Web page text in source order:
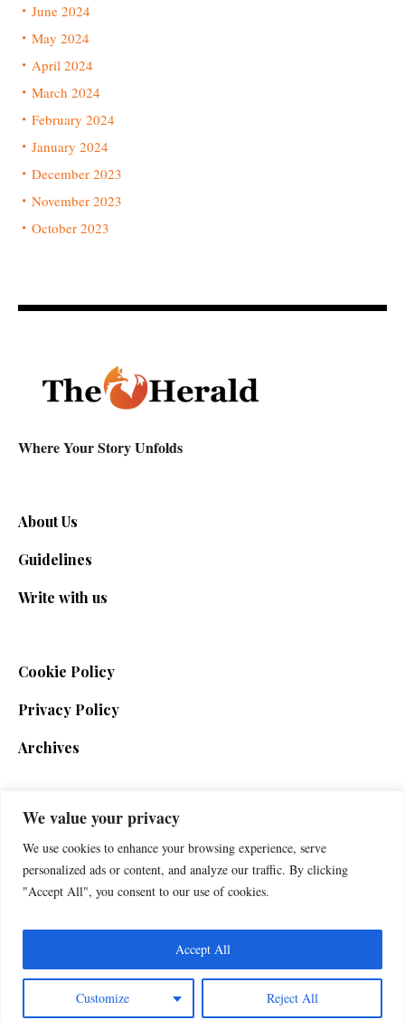
We value your privacy
We use cookies to enhance your browsing experience, serve
personalized ads or content, and analyze our traffic. By clicking
"Accept All", you consent to our use of cookies.
Customize Reject All
Accept All
June 2024
May 2024
April 2024
March 2024
February 2024
January 2024
December 2023
November 2023
October 2023
Where Your Story Unfolds
About Us
Guidelines
Write with us
Cookie Policy
Privacy Policy
Archives
SIGN UP FOR THE NEWSLETTER